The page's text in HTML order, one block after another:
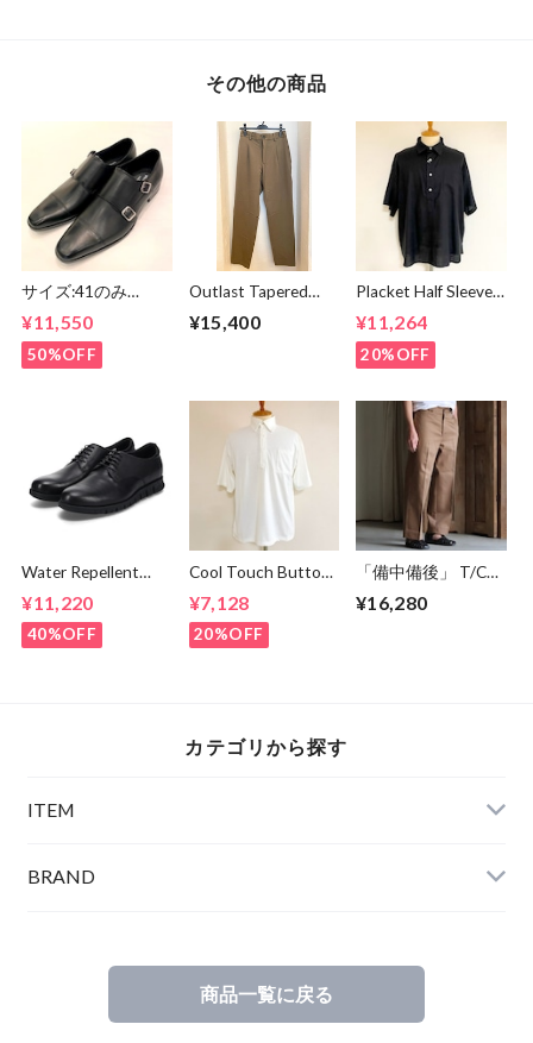
その他の商品
サイズ:41のみ
Double Monk-Strap
Shoes Black
¥11,550
50%OFF
Outlast Tapered
Slacks Pants Olive
¥15,400
Placket Half Sleeve
Shirts Black
¥11,264
20%OFF
Water Repellent
Shoes Black
¥11,220
40%OFF
Cool Touch Button
White
¥7,128
20%OFF
「備中備後」 T/C
TEXAS Work Wide
¥16,280
カテゴリから探す
ITEM
BRAND
商品一覧に戻る